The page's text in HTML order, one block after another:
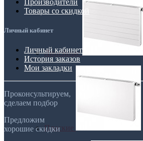
Линейные
Плоские
Производители
Товары со скидкой
Личный кабинет
Личный кабинет
История заказов
Мои закладки
Проконсультируем,
сделаем подбор
Предложим
хорошие скидки